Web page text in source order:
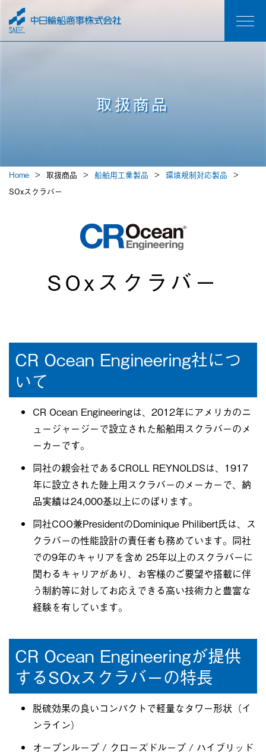
取扱商品
Home 取扱商品 船舶用工業製品
環境規制対応製品
SOxスクラバー
SOxスクラバー
CR Ocean Engineering社につ
いて
CR Ocean Engineeringは、2012年にアメリカのニ
ュージャージーで設立された船舶用スクラバーのメ
ーカーです。
同社の親会社であるCROLL REYNOLDSは、1917
年に設立された陸上用スクラバーのメーカーで、納
品実績は24,000基以上にのぼります。
同社COO兼PresidentのDominique Philibert氏は、ス
クラバーの性能設計の責任者も務めています。同社
での9年のキャリアを含め 25年以上のスクラバーに
関わるキャリアがあり、お客様のご要望や搭載に伴
う制約等に対してお応えできる高い技術力と豊富な
経験を有しています。
CR Ocean Engineeringが提供
するSOxスクラバーの特長
脱硫効果の良いコンパクトで軽量なタワー形状（イ
ンライン）
オープンループ / クローズドループ / ハイブリッド